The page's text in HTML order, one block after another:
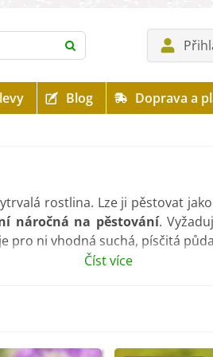
Blog Doprava a
rostlina. Lze ji pěstovat
náročná na pěstování.
pro ni vhodná suchá, písčitá
Číst více